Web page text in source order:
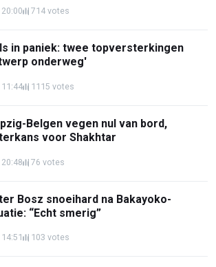
20:00 714 votes
in paniek: twee topversterkingen
onderweg'
11:44 1115 votes
Belgen vegen nul van bord,
voor Shakhtar
20:48 76 votes
Bosz snoeihard na Bakayoko-
“Echt smerig”
14:51 103 votes